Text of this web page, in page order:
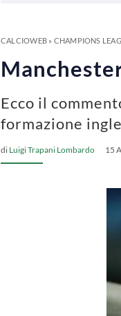
CALCIOWEB» CHAMPIONS
Ecco il
formazione
di Luigi Trapani Lombardo 15